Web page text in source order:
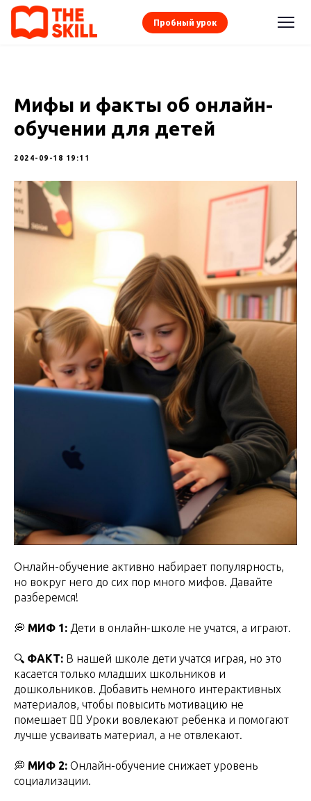
Пробный урок
Мифы и факты об онлайн-
обучении для детей
2024-09-18 19:11
Онлайн-обучение активно набирает популярность,
но вокруг него до сих пор много мифов. Давайте
разберемся!
💭 МИФ 1: Дети в онлайн-школе не учатся, а играют.
🔍 ФАКТ: В нашей школе дети учатся играя, но это
касается только младших школьников и
дошкольников. Добавить немного интерактивных
материалов, чтобы повысить мотивацию не
помешает 👌🏼 Уроки вовлекают ребенка и помогают
лучше усваивать материал, а не отвлекают.
💭 МИФ 2: Онлайн-обучение снижает уровень
социализации.